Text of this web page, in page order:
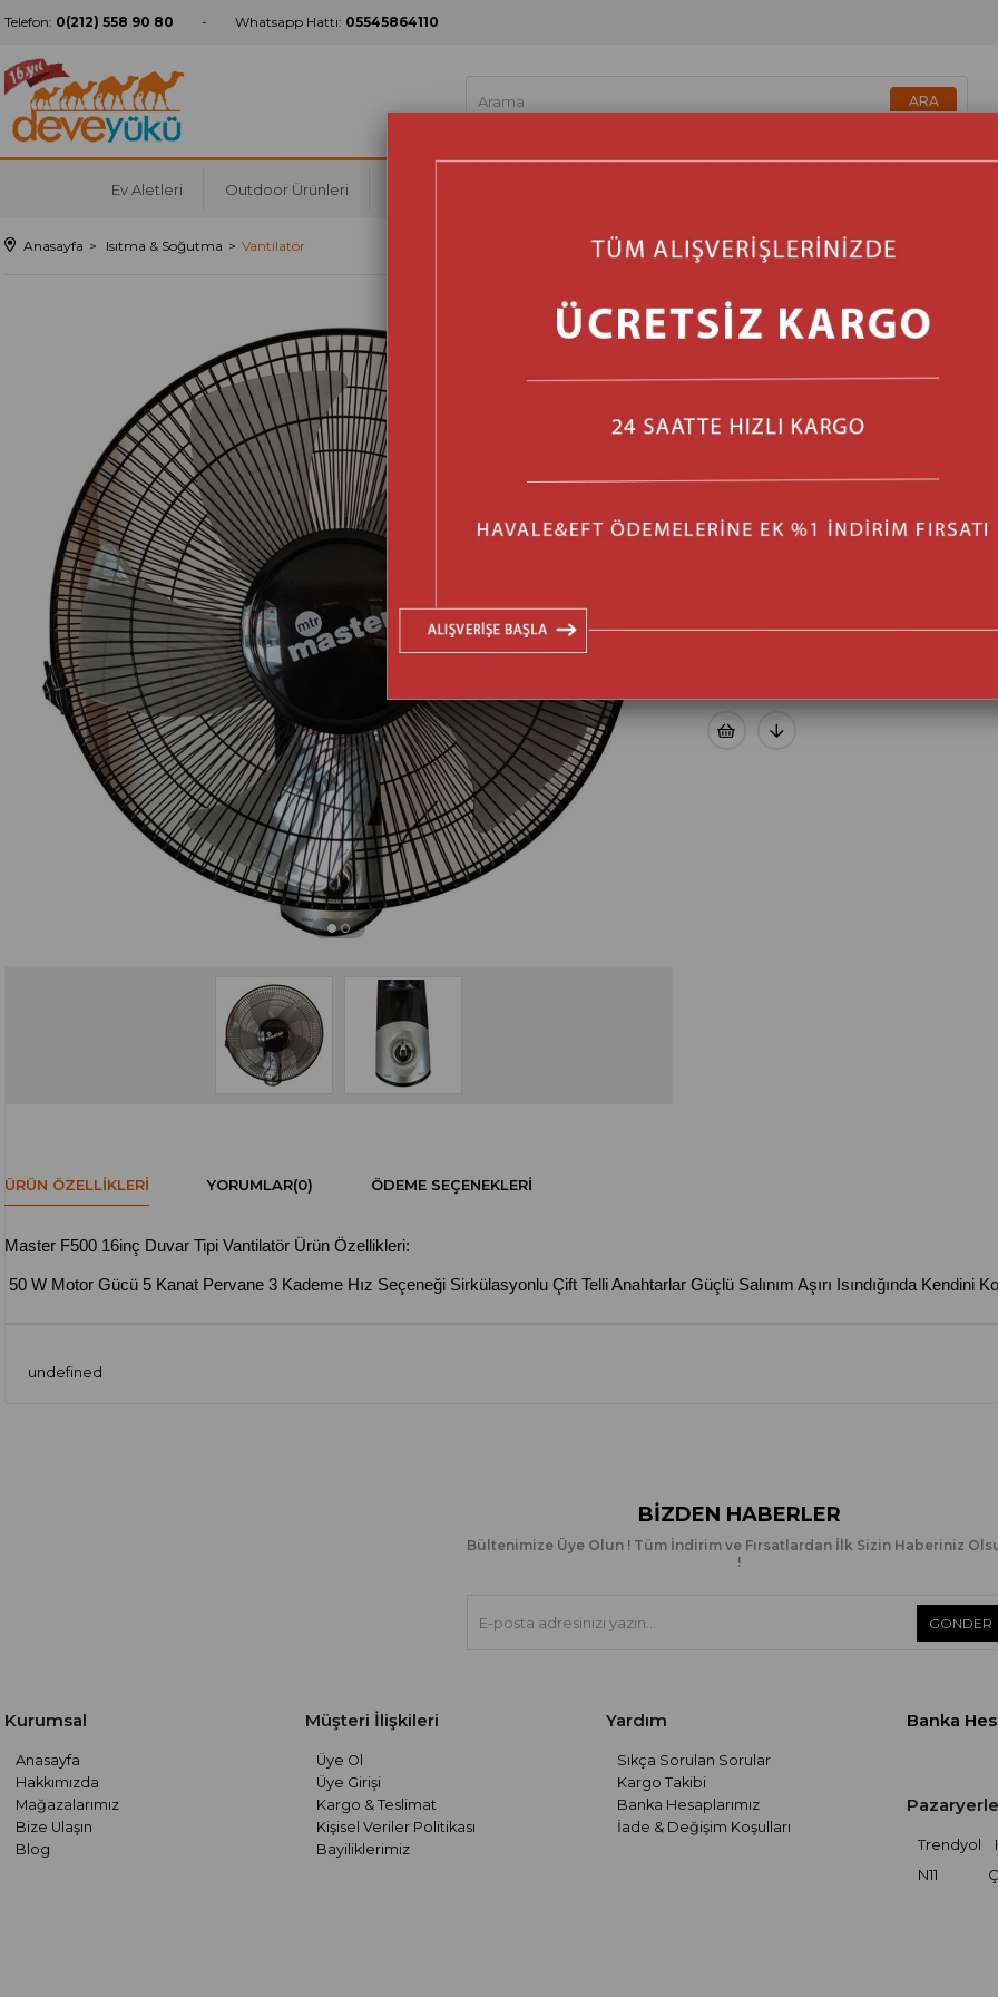
Telefon: 0(212) 558 90 80 Whatsapp Hattı: 05545864110
Ev Aletleri Outdoor Ürünleri
Anasayfa Isıtma & Soğutma Vantilatör
›
Master MTR-F500 16 inç
(D_6970016821712)
Stok Miktarı : 13
₺1.989,00
ÜRÜN ÖZELLIKLERI YORUMLAR(0) ÖDEME SEÇENEKLERI
Master F500 16inç Duvar Tipi Vantilatör Ürün Özellikleri:
50 W Motor Gücü 5 Kanat Pervane 3 Kademe Hız Seçeneği Sirkülasyonlu Çift Telli Anahtarlar Güçlü Salınım Aşırı Isındığında Kendini
undefined
BIZDEN HABERLER
Bültenimize Üye Olun ! Tüm İndirim ve Fırsatlardan İlk Sizin Haberiniz
!
GÖNDER
Kurumsal
Anasayfa
Hakkımızda
Mağazalarımız
Bize Ulaşın
Blog
Müşteri İlişkileri
Üye Ol
Üye Girişi
Kargo & Teslimat
Kişisel Veriler Politikası
Bayiliklerimiz
Yardım
Sıkça Sorulan Sorular
Kargo Takibi
Banka Hesaplarımız
İade & Değişim Koşulları
Banka
Trendyol
N11